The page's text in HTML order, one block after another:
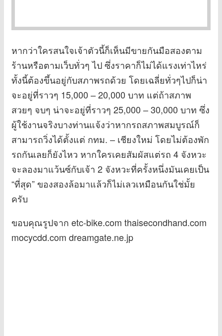
หากว่าใครสนใจเจ้าตัวนี้ก็เห็นมีขายกันมือสองตาม
ร้านหรือตามเว็บทั่วๆ ไป ซึ่งราคาก็ไม่ได้แรงเท่าไหร่
ทั้งนี้ต้องขึ้นอยู่กับสภาพรถด้วย โดยเฉลี่ยทั่วๆไปก็น่า
จะอยู่ที่ราวๆ 15,000 – 20,000 บาท แต่ถ้าสภาพ
สวยๆ จบๆ น่าจะอยู่ที่ราวๆ 25,000 – 30,000 บาท ซึ่ง
ผู้ใช้งานจริงบางท่านแจ้งว่าหากรถสภาพสมบูรณ์ก็
สามารถวิ่งได้ตั้งแต่ กทม. – เชียงใหม่ โดยไม่ต้องพัก
รถกันเลยก็ยังไหว หากใครเคยสัมผัสแต่รถ 4 จังหวะ
จะลองมาแว้นซ์กับเจ้า 2 จังหวะที่ครั้งหนึ่งมันเคยเป็น
“ที่สุด” ของสองล้อมาแล้วก็ไม่เลวเหมือนกันใช่มั้ย
ครับ
ขอบคุณรูปจาก etc-bike.com thaisecondhand.com
mocycdd.com dreamgate.ne.jp